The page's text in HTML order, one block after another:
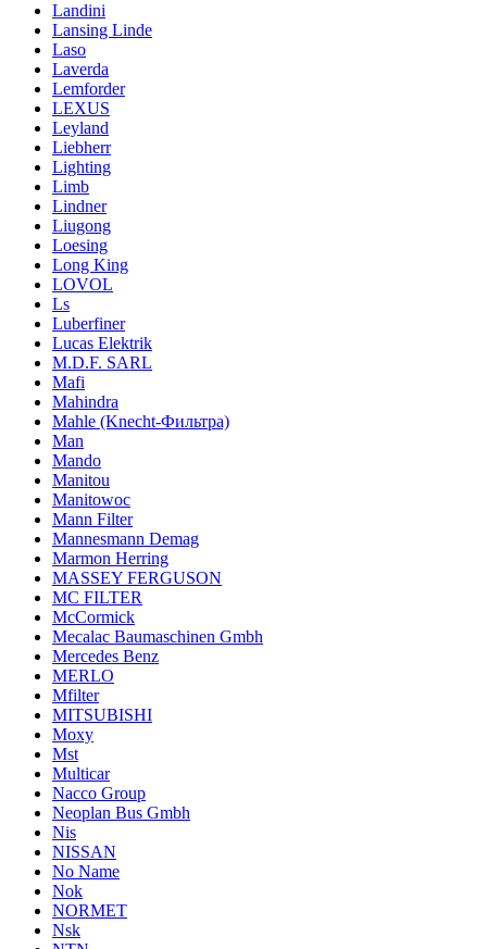
Landini
Lansing Linde
Laso
Laverda
Lemforder
LEXUS
Leyland
Liebherr
Lighting
Limb
Lindner
Liugong
Loesing
Long King
LOVOL
Ls
Luberfiner
Lucas Elektrik
M.D.F. SARL
Mafi
Mahindra
Mahle (Knecht-Фильтра)
Man
Mando
Manitou
Manitowoc
Mann Filter
Mannesmann Demag
Marmon Herring
MASSEY FERGUSON
MC FILTER
McCormick
Mecalac Baumaschinen Gmbh
Mercedes Benz
MERLO
Mfilter
MITSUBISHI
Moxy
Mst
Multicar
Nacco Group
Neoplan Bus Gmbh
Nis
NISSAN
No Name
Nok
NORMET
Nsk